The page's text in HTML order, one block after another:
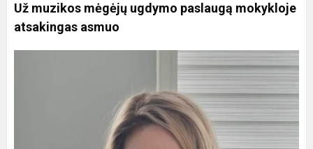
Už muzikos mėgėjų ugdymo paslaugą mokykloje
atsakingas asmuo